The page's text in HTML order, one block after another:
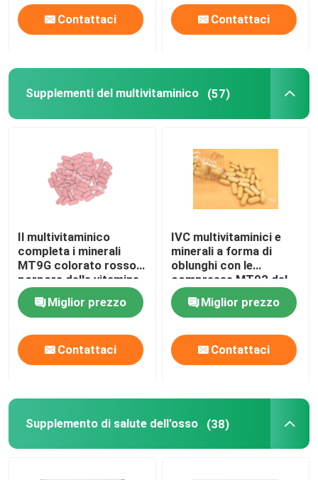
Contattaci Contattaci
Supplementi del multivitaminico (57)
Il multivitaminico
completa i minerali
MT9G colorato rosso
porpora delle vitamine
della compressa
Miglior prezzo
Contattaci
IVC multivitaminici e
minerali a forma di
oblunghi con le
compresse MT92 del
Acerola
Miglior prezzo
Contattaci
Supplemento di salute dell'osso (38)